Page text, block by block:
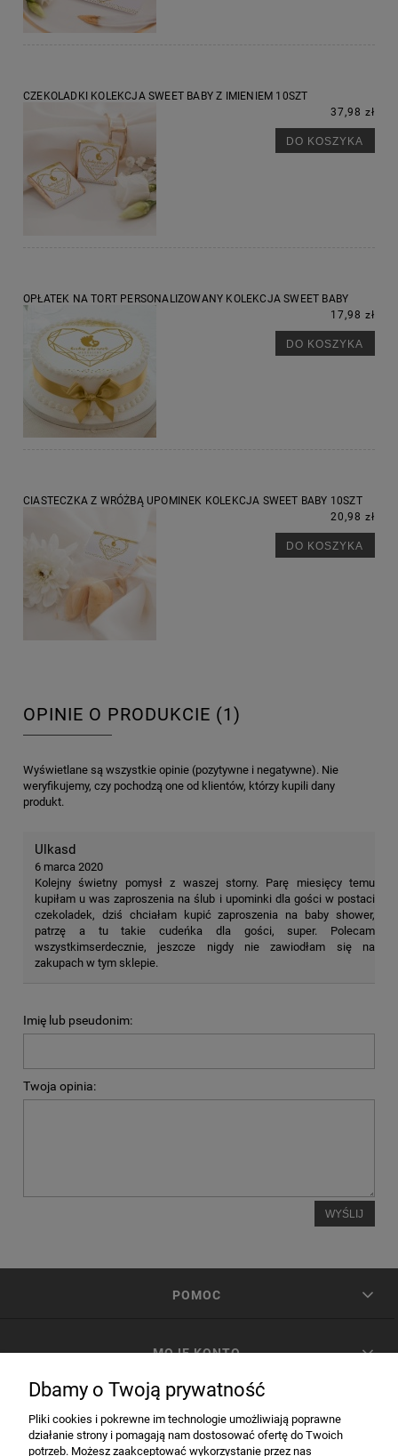
CZEKOLADKI KOLEKCJA SWEET BABY Z IMIENIEM 10SZT
37,98 zł
DO KOSZYKA
OPŁATEK NA TORT PERSONALIZOWANY KOLEKCJA SWEET BABY
17,98 zł
DO KOSZYKA
CIASTECZKA Z WRÓŻBĄ UPOMINEK KOLEKCJA SWEET BABY 10SZT
20,98 zł
DO KOSZYKA
OPINIE O PRODUKCIE (1)
Wyświetlane są wszystkie opinie (pozytywne i negatywne). Nie
weryfikujemy, czy pochodzą one od klientów, którzy kupili dany
produkt.
Ulkasd
6 marca 2020
Kolejny świetny pomysł z waszej storny. Parę miesięcy temu
kupiłam u was zaproszenia na ślub i upominki dla gości w postaci
czekoladek, dziś chciałam kupić zaproszenia na baby shower,
patrzę a tu takie cudeńka dla gości, super. Polecam
wszystkimserdecznie, jeszcze nigdy nie zawiodłam się na
zakupach w tym sklepie.
Imię lub pseudonim:
Twoja opinia:
WYŚLIJ
POMOC
MOJE KONTO
Dbamy o Twoją prywatność
Pliki cookies i pokrewne im technologie umożliwiają poprawne
działanie strony i pomagają nam dostosować ofertę do Twoich
potrzeb. Możesz zaakceptować wykorzystanie przez nas